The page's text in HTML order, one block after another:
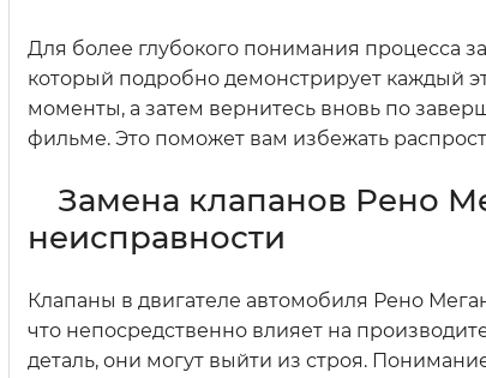
Для более глубокого понимания процесса
который подробно демонстрирует каждый
моменты, а затем вернитесь вновь по
фильме. Это поможет вам избежать
Замена клапанов Рено
неисправности
Клапаны в двигателе автомобиля Рено
что непосредственно влияет на
деталь, они могут выйти из строя.